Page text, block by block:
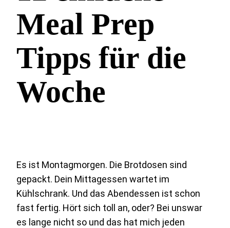
Meal Prep
Tipps für die
Woche
Es ist Montagmorgen. Die Brotdosen sind
gepackt. Dein Mittagessen wartet im
Kühlschrank. Und das Abendessen ist schon
fast fertig. Hört sich toll an, oder? Bei unswar
es lange nicht so und das hat mich jeden